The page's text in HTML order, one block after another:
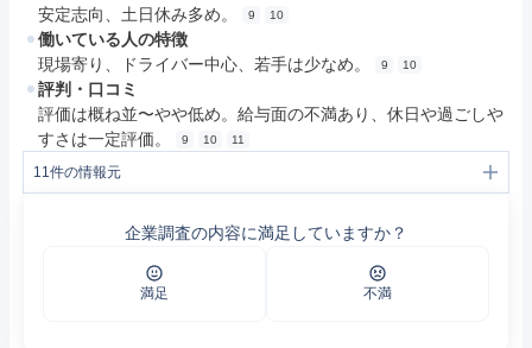
安定志向、土日休み多め。
9 10
働いている人の特徴
現場寄り、ドライバー中心、若手は少なめ。
9 10
評判・口コミ
評価は概ね並〜やや低め。給与面の不満あり、休日や過ごしや
すさは一定評価。
9 10 11
11件の情報元
三重執鬼株式会社
トップメッセージ | 企業情報 | 三重執鬼（トルキ）株式会社
流通加工サービス | 提供サービス | 三重執鬼（トルキ）株式会社
企業調査の内容に満足していますか？
満足 不満